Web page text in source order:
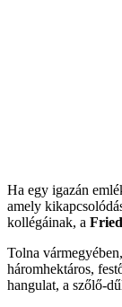
Ha egy igazán
amely
kollégáinak, a
Tolna
háromhektáros,
hangulat, a szőlő-